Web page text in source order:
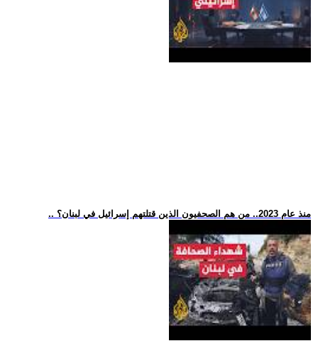
.. منذ عام 2023.. من هم الصحفيون الذين قتلتهم إسرائيل في لبنان؟